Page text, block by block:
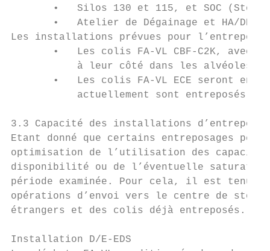
•   Silos 130 et 115, et SOC
•   Atelier de Dégainage et HA/DE
Les installations prévues pour
•   Les colis FA-VL CBF-C2K, avec
à leur côté dans les alvéoles
•   Les colis FA-VL ECE seront
actuellement sont entreposés
3.3 Capacité des installations
Etant donné que certains entreposages
optimisation de l’utilisation des
disponibilité ou de l’éventuelle
période examinée. Pour cela, il est tenu
opérations d’envoi vers le centre de
étrangers et des colis déjà entreposés.
Installation D/E-EDS